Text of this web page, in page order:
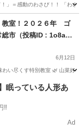
」＝感動のわさび！！ 「わ
教室！２０２６年 ゴ
市（投稿ID : 1o8aw
6月12日
い尽くす特別教室 🌿 山菜好
眠っている人形あ
‼️
Ad